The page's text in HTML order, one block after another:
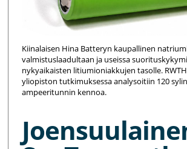
Kiinalaisen Hina Batteryn kaupallinen
valmistuslaadultaan ja useissa
nykyaikaisten litiumioniakkujen tasolle.
yliopiston tutkimuksessa analysoitiin 120
ampeeritunnin kennoa.